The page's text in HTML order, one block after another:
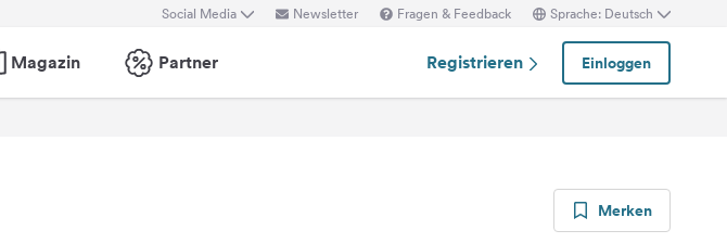
Social Media Newsletter Fragen & Feedback Sprache: Deutsch
Magazin Partner Registrieren Einloggen
Merken